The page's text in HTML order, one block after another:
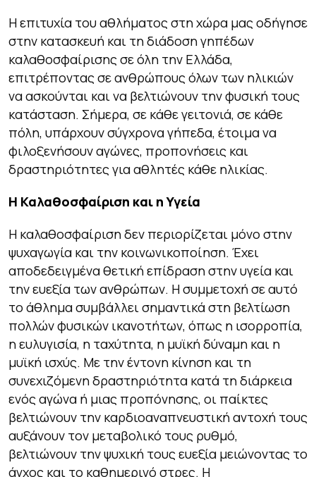
Η επιτυχία του αθλήματος στη χώρα μας οδήγησε
στην κατασκευή και τη διάδοση γηπέδων
καλαθοσφαίρισης σε όλη την Ελλάδα,
επιτρέποντας σε ανθρώπους όλων των ηλικιών
να ασκούνται και να βελτιώνουν την φυσική τους
κατάσταση. Σήμερα, σε κάθε γειτονιά, σε κάθε
πόλη, υπάρχουν σύγχρονα γήπεδα, έτοιμα να
φιλοξενήσουν αγώνες, προπονήσεις και
δραστηριότητες για αθλητές κάθε ηλικίας.
Η Καλαθοσφαίριση και η Υγεία
Η καλαθοσφαίριση δεν περιορίζεται μόνο στην
ψυχαγωγία και την κοινωνικοποίηση. Έχει
αποδεδειγμένα θετική επίδραση στην υγεία και
την ευεξία των ανθρώπων. Η συμμετοχή σε αυτό
το άθλημα συμβάλλει σημαντικά στη βελτίωση
πολλών φυσικών ικανοτήτων, όπως η ισορροπία,
η ευλυγισία, η ταχύτητα, η μυϊκή δύναμη και η
μυϊκή ισχύς. Με την έντονη κίνηση και τη
συνεχιζόμενη δραστηριότητα κατά τη διάρκεια
ενός αγώνα ή μιας προπόνησης, οι παίκτες
βελτιώνουν την καρδιοαναπνευστική αντοχή τους
αυξάνουν τον μεταβολικό τους ρυθμό,
βελτιώνουν την ψυχική τους ευεξία μειώνοντας το
άγχος και το καθημερινό στρες. Η